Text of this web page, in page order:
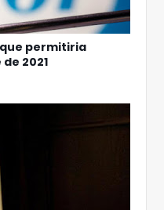
permitiria
2021